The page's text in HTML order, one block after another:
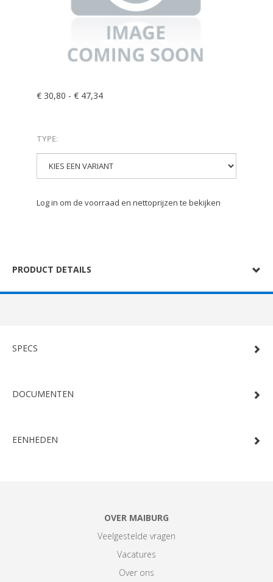
€ 30,80 - € 47,34
TYPE:
Log in om de voorraad en nettoprijzen te bekijken
PRODUCT DETAILS
SPECS
DOCUMENTEN
EENHEDEN
OVER MAIBURG
Veelgestelde vragen
Vacatures
Over ons